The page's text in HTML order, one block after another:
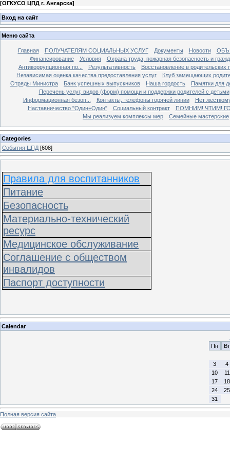
[ОГКУСО ЦПД г. Ангарска]
Вход на сайт
Меню сайта
Главная ПОЛУЧАТЕЛЯМ СОЦИАЛЬНЫХ УСЛУГ Документы Новости
Финансирование
Условия
Охрана труда, пожарная безопасность и
Антикоррупционная по...
Результативность
Восстановление в родительских
Независимая оценка качества предоставления услуг
Клуб замещающих
Отряды Министра
Банк успешных выпускников Наша гордость
Памятки для
Перечень услуг, видов (форм) помощи и поддержки родителей с детьми
Информационная безоп...
Контакты, телефоны горячей линии
Нет
Наставничество "Один+Один"
Социальный контракт
ПОМНИМ! ЧТИМ!
Мы реализуем комплексы мер
Семейные мастерские
Categories
События ЦПД [608]
Правила для воспитанников
Питание
Безопасность
Материально-технический
ресурс
Медицинское обслуживание
Соглашение с обществом
инвалидов
Паспорт доступности
Calendar
Пн
Вт
3
4
10
11
17
18
24
25
31
Полная версия сайта